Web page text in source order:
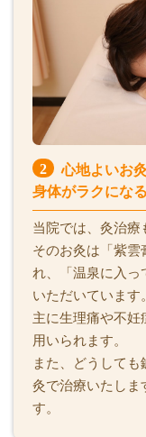
2
心地よいお
身体がラクになる
当院では、灸治療
そのお灸は「紫雲
れ、「温泉に入っ
いただいています
主に生理痛や不妊
用いられます。
また、どうして
灸で治療いたしま
す。